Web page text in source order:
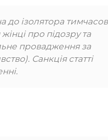
до ізолятора
про підозру та
провадження за
Санкція статті